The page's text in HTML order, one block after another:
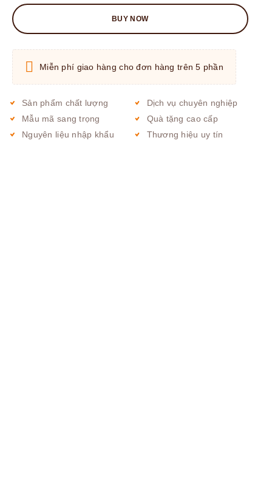
BUY NOW
Miễn phí giao hàng cho đơn hàng trên 5 phần
Sản phẩm chất lượng
Mẫu mã sang trọng
Nguyên liệu nhập khẩu
Dịch vụ chuyên nghiệp
Quà tặng cao cấp
Thương hiệu uy tín